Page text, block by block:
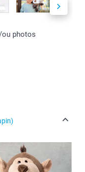
ou photos